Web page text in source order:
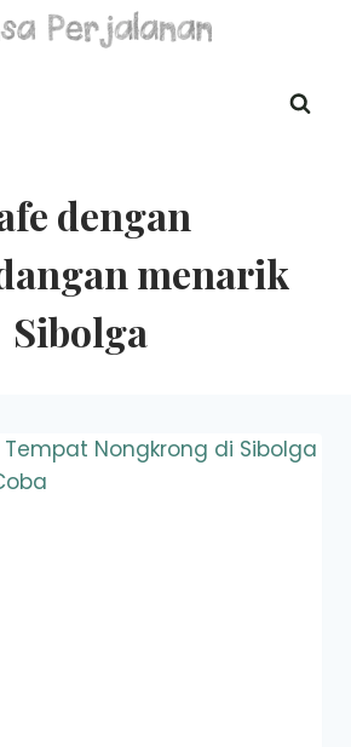
dengan
menarik
Sibolga